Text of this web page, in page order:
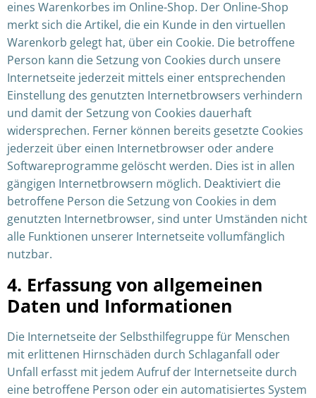
eines Warenkorbes im Online-Shop. Der Online-Shop
merkt sich die Artikel, die ein Kunde in den virtuellen
Warenkorb gelegt hat, über ein Cookie. Die betroffene
Person kann die Setzung von Cookies durch unsere
Internetseite jederzeit mittels einer entsprechenden
Einstellung des genutzten Internetbrowsers verhindern
und damit der Setzung von Cookies dauerhaft
widersprechen. Ferner können bereits gesetzte Cookies
jederzeit über einen Internetbrowser oder andere
Softwareprogramme gelöscht werden. Dies ist in allen
gängigen Internetbrowsern möglich. Deaktiviert die
betroffene Person die Setzung von Cookies in dem
genutzten Internetbrowser, sind unter Umständen nicht
alle Funktionen unserer Internetseite vollumfänglich
nutzbar.
4. Erfassung von allgemeinen
Daten und Informationen
Die Internetseite der Selbsthilfegruppe für Menschen
mit erlittenen Hirnschäden durch Schlaganfall oder
Unfall erfasst mit jedem Aufruf der Internetseite durch
eine betroffene Person oder ein automatisiertes System